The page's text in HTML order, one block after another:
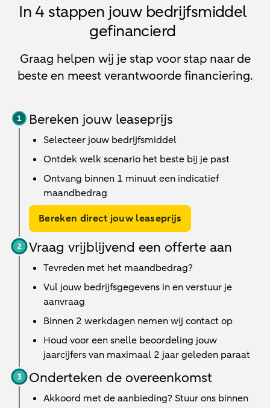
In 4 stappen jouw bedrijfsmiddel
gefinancierd
Graag helpen wij je stap voor stap naar de
beste en meest verantwoorde financiering.
Bereken jouw leaseprijs
Selecteer jouw bedrijfsmiddel
Ontdek welk scenario het beste bij je past
Ontvang binnen 1 minuut een indicatief
maandbedrag
Bereken direct jouw leaseprijs
Vraag vrijblijvend een offerte aan
Tevreden met het maandbedrag?
Vul jouw bedrijfsgegevens in en verstuur je
aanvraag
Binnen 2 werkdagen nemen wij contact op
Houd voor een snelle beoordeling jouw
jaarcijfers van maximaal 2 jaar geleden paraat
Onderteken de overeenkomst
Akkoord met de aanbieding? Stuur ons binnen